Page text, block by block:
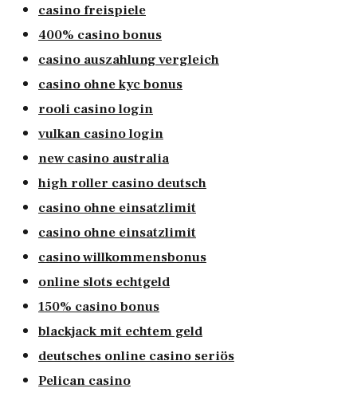
casino freispiele
400% casino bonus
casino auszahlung vergleich
casino ohne kyc bonus
rooli casino login
vulkan casino login
new casino australia
high roller casino deutsch
casino ohne einsatzlimit
casino ohne einsatzlimit
casino willkommensbonus
online slots echtgeld
150% casino bonus
blackjack mit echtem geld
deutsches online casino seriös
Pelican casino